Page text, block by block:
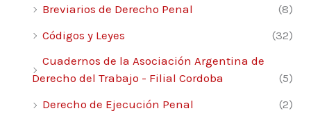
Breviarios de Derecho Penal
(8)
Códigos y Leyes
(32)
Cuadernos de la Asociación Argentina de
Derecho del Trabajo - Filial Cordoba
(5)
Derecho de Ejecución Penal
(2)